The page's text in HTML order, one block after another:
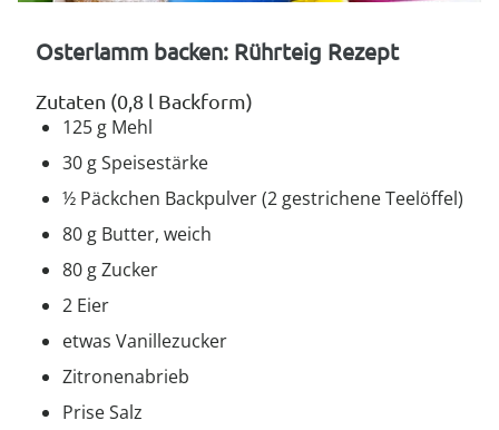
Osterlamm backen: Rührteig Rezept
Zutaten (0,8 l Backform)
125 g Mehl
30 g Speisestärke
½ Päckchen Backpulver (2 gestrichene Teelöffel)
80 g Butter, weich
80 g Zucker
2 Eier
etwas Vanillezucker
Zitronenabrieb
Prise Salz